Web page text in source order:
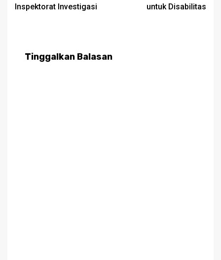
Inspektorat Investigasi
untuk Disabilitas
Tinggalkan Balasan